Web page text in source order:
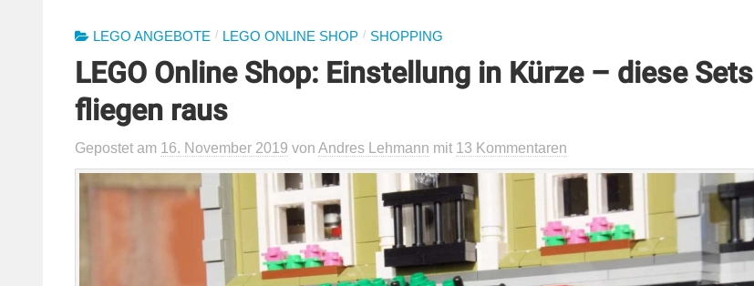
LEGO ANGEBOTE / LEGO ONLINE SHOP / SHOPPING
LEGO Online Shop: Einstellung in Kürze – diese Sets
fliegen raus
Gepostet am 16. November 2019 von Andres Lehmann mit 13 Kommentaren